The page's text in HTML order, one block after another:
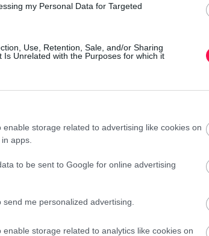
my Personal Data for Targeted
Use, Retention, Sale, and/or Sharing
Is Unrelated with the Purposes for which it
enable storage related to advertising like cookies on
apps.
to be sent to Google for online advertising
me personalized advertising.
enable storage related to analytics like cookies on